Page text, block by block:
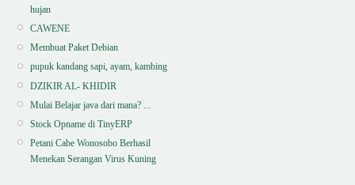
hujan
CAWENE
Membuat Paket Debian
pupuk kandang sapi, ayam, kambing
DZIKIR AL- KHIDIR
Mulai Belajar java dari mana? ...
Stock Opname di TinyERP
Petani Cabe Wonosobo Berhasil
Menekan Serangan Virus Kuning